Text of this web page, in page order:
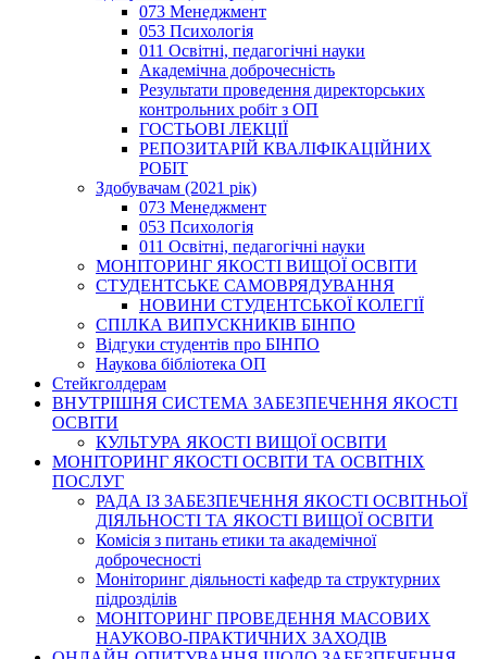
073 Менеджмент
053 Психологія
011 Освітні, педагогічні науки
Академічна доброчесність
Результати проведення директорських
контрольних робіт з ОП
ГОСТЬОВІ ЛЕКЦІЇ
РЕПОЗИТАРІЙ КВАЛІФІКАЦІЙНИХ
РОБІТ
Здобувачам (2021 рік)
073 Менеджмент
053 Психологія
011 Освітні, педагогічні науки
МОНІТОРИНГ ЯКОСТІ ВИЩОЇ ОСВІТИ
СТУДЕНТСЬКЕ САМОВРЯДУВАННЯ
НОВИНИ СТУДЕНТСЬКОЇ КОЛЕГІЇ
СПІЛКА ВИПУСКНИКІВ БІНПО
Відгуки студентів про БІНПО
Наукова бібліотека ОП
Стейкголдерам
ВНУТРІШНЯ СИСТЕМА ЗАБЕЗПЕЧЕННЯ ЯКОСТІ
ОСВІТИ
КУЛЬТУРА ЯКОСТІ ВИЩОЇ ОСВІТИ
МОНІТОРИНГ ЯКОСТІ ОСВІТИ ТА ОСВІТНІХ
ПОСЛУГ
РАДА ІЗ ЗАБЕЗПЕЧЕННЯ ЯКОСТІ ОСВІТНЬОЇ
ДІЯЛЬНОСТІ ТА ЯКОСТІ ВИЩОЇ ОСВІТИ
Комісія з питань етики та академічної
доброчесності
Моніторинг діяльності кафедр та структурних
підрозділів
МОНІТОРИНГ ПРОВЕДЕННЯ МАСОВИХ
НАУКОВО-ПРАКТИЧНИХ ЗАХОДІВ